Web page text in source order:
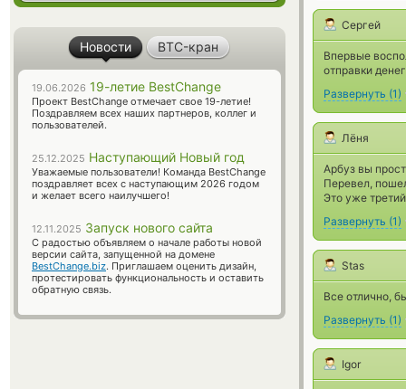
Сергей
Впервые
отправки
Развернуть (1)
Лёня
Арбуз вы
Перевел,
Это уже
Развернуть (1)
Stas
Все отлично,
Развернуть (1)
Igor
Новости BTC-кран
19.06.2026 19-летие BestChange
Проект BestChange отмечает свое 19-летие!
Поздравляем всех наших партнеров, коллег и
пользователей.
25.12.2025 Наступающий Новый год
Уважаемые пользователи! Команда BestChange
поздравляет всех с наступающим 2026 годом
и желает всего наилучшего!
12.11.2025 Запуск нового сайта
С радостью объявляем о начале работы новой
версии сайта, запущенной на домене
BestChange.biz. Приглашаем оценить дизайн,
протестировать функциональность и оставить
обратную связь.